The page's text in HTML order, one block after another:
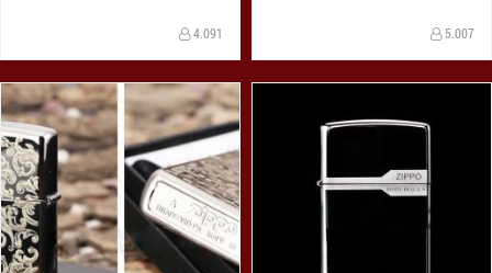
4.091 5.007